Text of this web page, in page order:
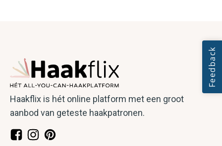
Haakflix is hét online platform met een groot
aanbod van geteste haakpatronen.